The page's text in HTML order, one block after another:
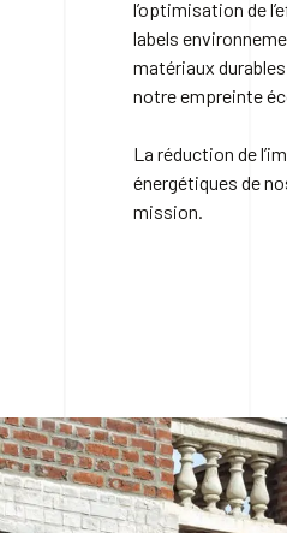
l’optimisation de
labels
matériaux
notre empreinte
La réduction de
énergétiques de
mission.